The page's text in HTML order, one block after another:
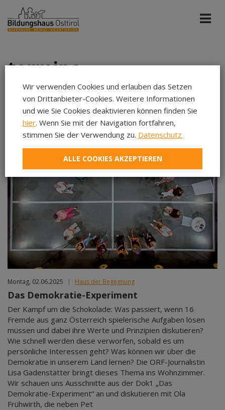
termine
Alle Portale Jun 2025
Aug 2026
Sep 2026
Okt 2026
Nov 2026
Jan 2027
Mär 2027
Apr 2027
Mai 2027
Jun 2027
Jul 2027
Montag, 02.06.2025 | Haus der Begegnung
Das Demokratie-Experiment
Der Kampf um die Schokolade: Was passiert, wenn 16
Fremde aus ganz Österreich spielerische Aufgaben lösen
müssen und dabei ihre Werte und Prinzipien diskutieren?
Wie schnell werden diese verworfen, sobald es um
persönliche Interessen geht? Was können wir über die
Demokratie in unserem Land lernen? Die ORF-Journalistin
Lisa Gadenstätter bringt dieses Thema ins Wohnzimmer.
Wir schauen uns Ausschnitte aus der Dok1 „Das
Demokratie-Experiment“ an und diskutieren mit Ola
Frühwirth, die neben Pet
Wir verwenden Cookies und erlauben das Setzen
von Drittanbieter-Cookies. Weitere Informationen
und wie Sie Cookies deaktivieren können finden Sie
hier. Wenn Sie mit der Navigation fortfahren,
stimmen Sie der Verwendung zu. Datenschutz
ALLE COOKIES AKZEPTIEREN